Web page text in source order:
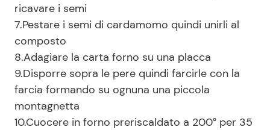
ricavare i semi
7.Pestare i semi di cardamomo quindi unirli al
composto
8.Adagiare la carta forno su una placca
9.Disporre sopra le pere quindi farcirle con la
farcia formando su ognuna una piccola
montagnetta
10.Cuocere in forno preriscaldato a 200° per 35